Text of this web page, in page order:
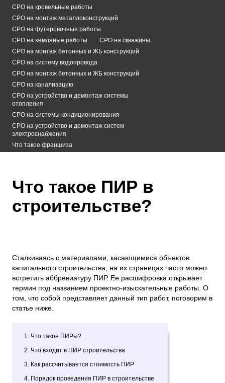
СРО на кровельные работы
СРО на монтаж металлоконструкций
СРО на футеровочные работы
СРО на земляные работы
СРО на скважины
СРО на монтаж бетонных и ЖБ конструкций
СРО на систему водопровода
СРО на монтаж бетонных и ЖБ конструкций
СРО на канализацию
СРО на устройство и демонтаж системы
отопления
СРО на системы кондиционирования
СРО на устройство и демонтаж систем
электроснабжения
Что такое франшиза
Что такое ПИР в
строительстве?
Сталкиваясь с материалами, касающимися объектов
капитального строительства, на их страницах часто можно
встретить аббревиатуру ПИР. Ее расшифровка открывает
термин под названием проектно-изыскательные работы. О
том, что собой представляет данный тип работ, поговорим в
статье ниже.
1. Что такое ПИРы?
2. Что входит в ПИР строительства
3. Как рассчитывается стоимость ПИР
4. Порядок проведения ПИР в строительстве